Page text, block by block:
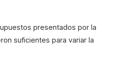
presentados por la
suficientes para variar la